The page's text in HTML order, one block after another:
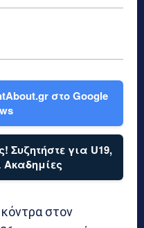
στο Google
Συζητήστε για U19,
Ακαδημίες
κόντρα στον